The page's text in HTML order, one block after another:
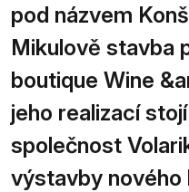
pod názvem
Mikulově stavba
boutique Wine
jeho realizací
společnost
výstavby nového